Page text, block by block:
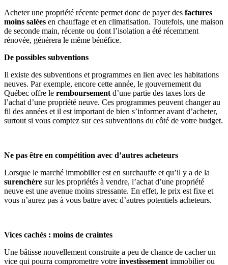
Acheter une propriété récente permet donc de payer des factures
moins salées en chauffage et en climatisation. Toutefois, une maison
de seconde main, récente ou dont l’isolation a été récemment
rénovée, générera le même bénéfice.
De possibles subventions
Il existe des subventions et programmes en lien avec les habitations
neuves. Par exemple, encore cette année, le gouvernement du
Québec offre le remboursement d’une partie des taxes lors de
l’achat d’une propriété neuve. Ces programmes peuvent changer au
fil des années et il est important de bien s’informer avant d’acheter,
surtout si vous comptez sur ces subventions du côté de votre budget.
Ne pas être en compétition avec d’autres acheteurs
Lorsque le marché immobilier est en surchauffe et qu’il y a de la
surenchère sur les propriétés à vendre, l’achat d’une propriété
neuve est une avenue moins stressante. En effet, le prix est fixe et
vous n’aurez pas à vous battre avec d’autres potentiels acheteurs.
Vices cachés : moins de craintes
Une bâtisse nouvellement construite a peu de chance de cacher un
vice qui pourra compromettre votre investissement immobilier ou